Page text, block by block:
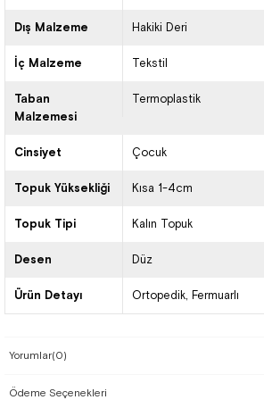
Dış Malzeme Hakiki Deri
İç Malzeme Tekstil
Taban
Malzemesi
Termoplastik
Cinsiyet Çocuk
Topuk Yüksekliği Kısa 1-4cm
Topuk Tipi Kalın Topuk
Desen Düz
Ürün Detayı Ortopedik Fermuarlı
Yorumlar(0)
Ödeme Seçenekleri